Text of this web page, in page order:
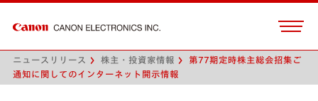
ニュースリリース 株主・投資家情報
第77期定時株主総会招集ご
通知に関してのインターネット開示情報